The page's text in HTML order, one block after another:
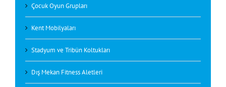
Çocuk Oyun Grupları
Kent Mobilyaları
Stadyum ve Tribün Koltukları
Dış Mekan Fitness Aletleri